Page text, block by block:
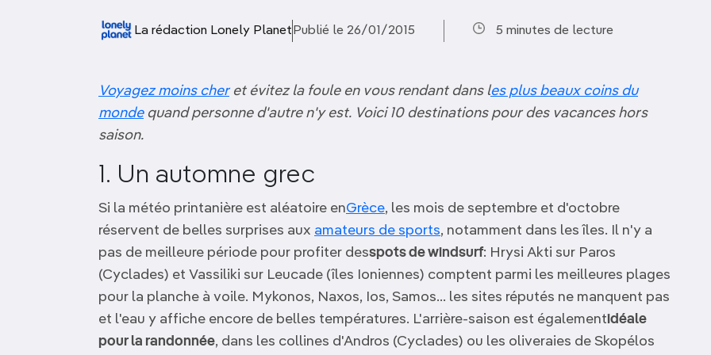
TOP VILLES
La rédaction Lonely Planet Publié le 26/01/2015 5 minutes de lecture
Voyagez moins cheret évitez la foule en vous rendant dans les plus beaux coins du
mondequand personne d'autre n'y est. Voici 10 destinations pour des vacances hors
saison.
1. Un automne grec
Si la météo printanière est aléatoire enGrèce, les mois de septembre et d'octobre
réservent de belles surprises aux amateurs de sports, notamment dans les îles. Il n'y a
pas de meilleure période pour profiter desspots de windsurf: Hrysi Akti sur Paros
(Cyclades) et Vassiliki sur Leucade (îles Ioniennes) comptent parmi les meilleures plages
pour la planche à voile. Mykonos, Naxos, Ios, Samos… les sites réputés ne manquent pas
et l'eau y affiche encore de belles températures. L'arrière-saison est également idéale
pour la randonnée, dans les collines d'Andros (Cyclades) ou les oliveraies de Skopélos